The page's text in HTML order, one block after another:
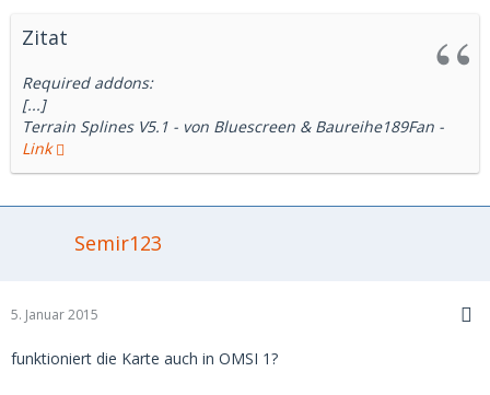
Splines\Terrain Spline\Terrain Spline_Other
Spline_Origin_Gras\15mTerrain_Spline_Origin_Gras.sli
Splines\Terrain Spline\Terrain Spline_Other
textures\Terrain-
Spline_Origin_Kopfstein\15mTerrain_Spline_Origin_Kopfstei
n.sli
Zitat
Required addons:
[...]
Terrain Splines V5.1 - von Bluescreen & Baureihe189Fan -
Link
Semir123
5. Januar 2015
funktioniert die Karte auch in OMSI 1?